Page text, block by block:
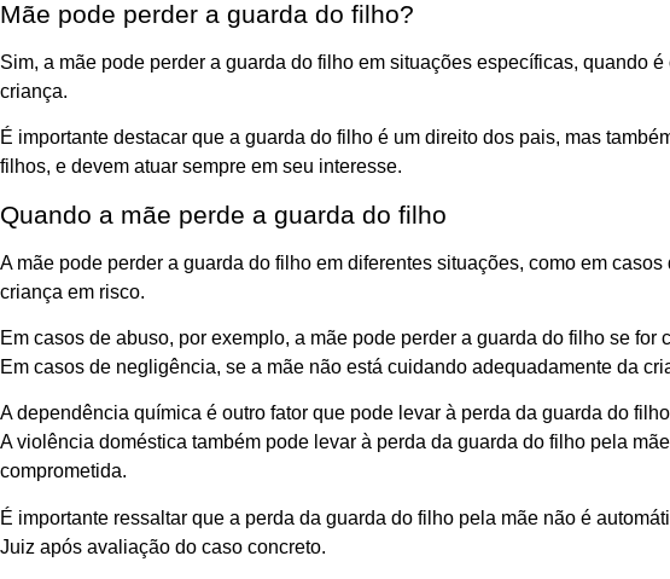
Mãe pode perder a guarda do filho?
Sim, a mãe pode perder a guarda do filho em situações específicas, quando
criança.
É importante destacar que a guarda do filho é um direito dos pais, mas
filhos, e devem atuar sempre em seu interesse.
Quando a mãe perde a guarda do filho
A mãe pode perder a guarda do filho em diferentes situações, como em
criança em risco.
Em casos de abuso, por exemplo, a mãe pode perder a guarda do filho se
Em casos de negligência, se a mãe não está cuidando adequadamente da
A dependência química é outro fator que pode levar à perda da guarda do
A violência doméstica também pode levar à perda da guarda do filho pela
comprometida.
É importante ressaltar que a perda da guarda do filho pela mãe não é
Juiz após avaliação do caso concreto.